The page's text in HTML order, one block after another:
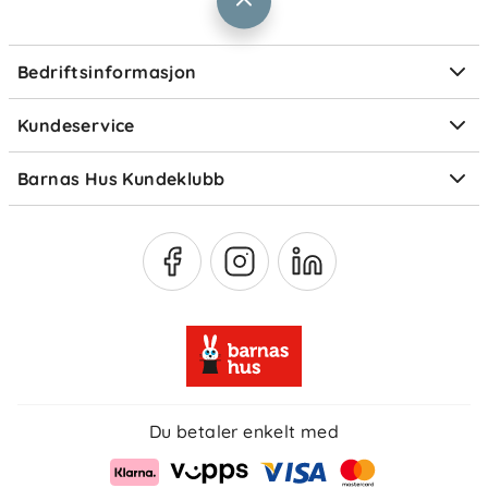
Bedriftsinformasjon
Størrelsesguider
Kundeservice
Ofte stilte spørsmål
Om Klarna
Barnas Hus Kundeklubb
Medlemsvilkår
Du betaler enkelt med